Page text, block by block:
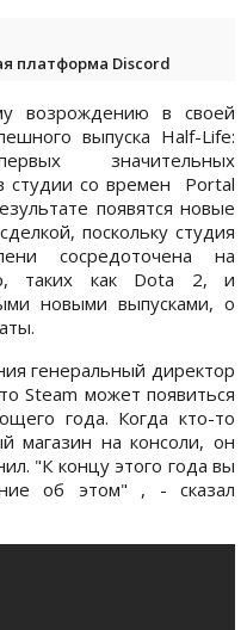
платформа Discord
возрождению в своей
выпуска Half-Life:
значительных
студии со времен Portal
появятся новые
поскольку студия
сосредоточена на
таких как Dota 2, и
новыми выпусками, о
генеральный директор
Steam может появиться
года. Когда кто-то
магазин на консоли, он
"К концу этого года вы
об этом" , - сказал